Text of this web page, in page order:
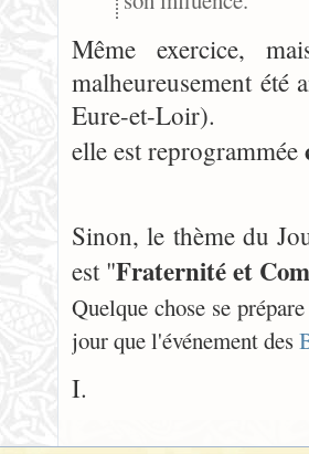
Même exercice,
malheureusement été
Eure-et-Loir).
elle est reprogrammée
Sinon, le thème du
est "Fraternité et
Quelque chose se
jour que l'événement des
I.